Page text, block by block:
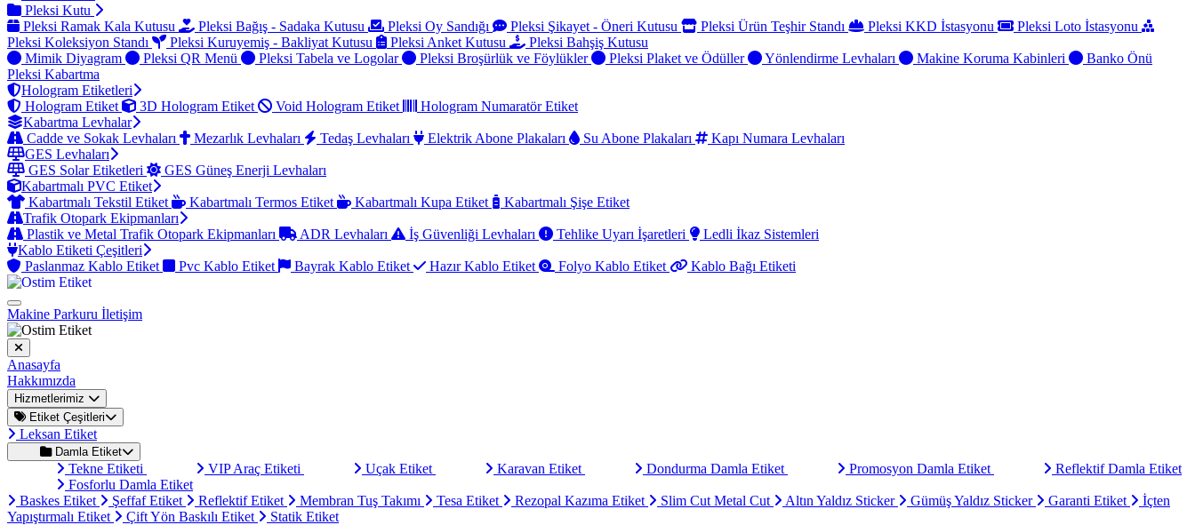
Pleksi Kutu
Pleksi Ramak Kala Kutusu
Pleksi Bağış - Sadaka Kutusu Pleksi Oy Sandığı Pleksi Şikayet - Öneri Kutusu Pleksi Ürün Teşhir Standı Pleksi KKD İstasyonu
Pleksi Loto İstasyonu
Pleksi Koleksiyon Standı
Pleksi Kuruyemiş - Bakliyat Kutusu Pleksi Anket Kutusu
Pleksi Bahşiş Kutusu
Mimik Diyagram
Pleksi QR Menü Pleksi Tabela ve Logolar Pleksi Broşürlük ve Föylükler Pleksi Plaket ve Ödüller Yönlendirme Levhaları Makine Koruma Kabinleri
Banko Önü
Pleksi Kabartma
Hologram Etiketleri
Hologram Etiket
3D Hologram Etiket Void Hologram Etiket
Hologram Numaratör Etiket
Kabartma Levhalar
Cadde ve Sokak Levhaları
Mezarlık Levhaları Tedaş Levhaları Elektrik Abone Plakaları Su Abone Plakaları
Kapı Numara Levhaları
GES Levhaları
GES Solar Etiketleri
GES Güneş Enerji Levhaları
Kabartmalı PVC Etiket
Kabartmalı Tekstil Etiket
Kabartmalı Termos Etiket Kabartmalı Kupa Etiket
Kabartmalı Şişe Etiket
Trafik Otopark Ekipmanları
Plastik ve Metal Trafik Otopark Ekipmanları
ADR Levhaları İş Güvenliği Levhaları Tehlike Uyarı İşaretleri
Ledli İkaz Sistemleri
Kablo Etiketi Çeşitleri
Paslanmaz Kablo Etiket
Pvc Kablo Etiket Bayrak Kablo Etiket Hazır Kablo Etiket Folyo Kablo Etiket Kablo Bağı Etiketi
Makine Parkuru İletişim
Anasayfa
Hakkımızda
Hizmetlerimiz
Etiket Çeşitleri
Leksan Etiket
Damla Etiket
Tekne Etiketi VIP Araç Etiketi Uçak Etiket Karavan Etiket Dondurma Damla Etiket Promosyon Damla Etiket
Reflektif Damla Etiket
Fosforlu Damla Etiket
Baskes Etiket
Şeffaf Etiket Reflektif Etiket Membran Tuş Takımı Tesa Etiket Rezopal Kazıma Etiket Slim Cut Metal Cut Altın Yaldız Sticker Gümüş Yaldız Sticker Garanti Etiket
İçten
Yapıştırmalı Etiket
Çift Yön Baskılı Etiket Statik Etiket